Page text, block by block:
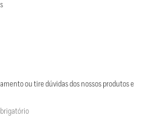
ou tire dúvidas dos nossos produtos e